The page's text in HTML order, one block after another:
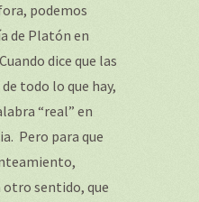
podemos
de Platón en
dice que las
todo lo que hay,
“real” en
Pero para que
sentido, que